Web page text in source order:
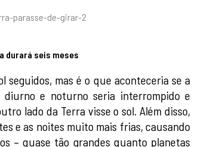
durará seis meses
seguidos, mas é o que aconteceria se a
e noturno seria interrompido e
lado da Terra visse o sol. Além disso,
e as noites muito mais frias, causando
– quase tão grandes quanto planetas